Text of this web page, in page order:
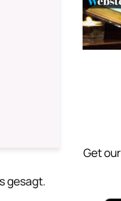
gesagt.
Get